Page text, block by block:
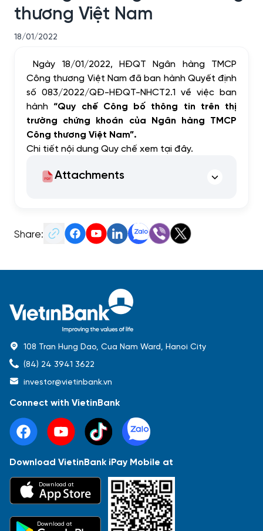
Báo cáo tài chính Thông tin giao dịch
Sự kiện
thương Việt Nam
18/01/2022
Ngày 18/01/2022, HĐQTNgân hàng TMCP
Công thương Việt Namđã ban hànhQuyết định
số 083/2022/QĐ-HĐQT-NHCT2.1 về việc ban
hành “Quy chế Công bố thông tin trên thị
trường chứng khoán của Ngân hàng TMCP
Công thương Việt Nam”.
Chi tiết nội dung Quy chế xem tại đây.
Attachments
Share:
108 Tran Hung Dao, Cua Nam Ward, Hanoi City
(84) 24 3941 3622
investor@vietinbank.vn
Connect with VietinBank
Download VietinBank iPay Mobile at
Download at
Download at